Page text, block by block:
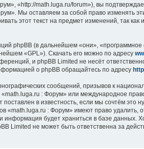
«http://math.luga.ru/forum»), вы
Мы оставляем за собой право изменять
этот текст на предмет изменений, так
phpBB (в дальнейшем «они», «программное
«GPL»). Скачать его можно по адресу
и phpBB Limited не несёт
о phpBB обращайтесь по адресу
сообщений, призывов к
: Форум» или международное
в известность, если мы сочтём это
: Форум» имеют право удалить,
будет храниться в базе данных.
не может быть ответственна за